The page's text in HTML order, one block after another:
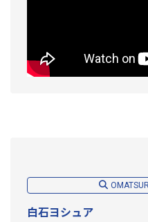
白石ヨシュア